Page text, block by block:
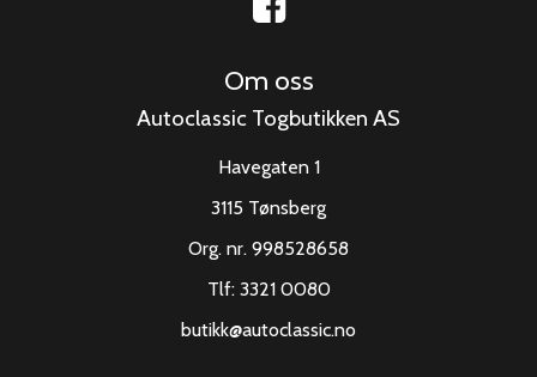
Om oss
Autoclassic Togbutikken AS
Havegaten 1
3115 Tønsberg
Org. nr. 998528658
Tlf: 3321 0080
butikk@autoclassic.no